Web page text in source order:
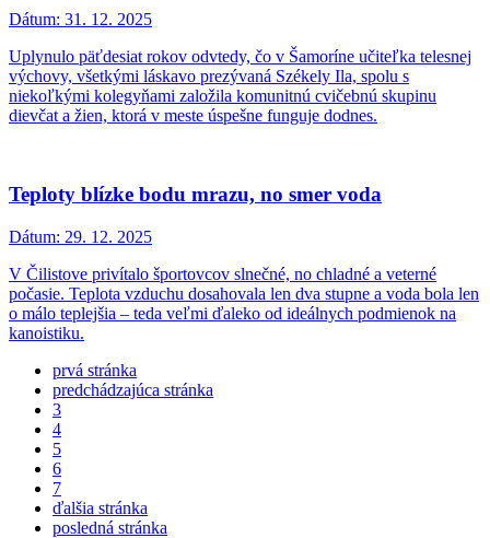
Dátum: 31. 12. 2025
Uplynulo päťdesiat rokov odvtedy, čo v Šamoríne učiteľka telesnej
výchovy, všetkými láskavo prezývaná Székely Ila, spolu s
niekoľkými kolegyňami založila komunitnú cvičebnú skupinu
dievčat a žien, ktorá v meste úspešne funguje dodnes.
Teploty blízke bodu mrazu, no smer voda
Dátum: 29. 12. 2025
V Čilistove privítalo športovcov slnečné, no chladné a veterné
počasie. Teplota vzduchu dosahovala len dva stupne a voda bola len
o málo teplejšia – teda veľmi ďaleko od ideálnych podmienok na
kanoistiku.
prvá stránka
predchádzajúca stránka
3
4
5
6
7
ďalšia stránka
posledná stránka